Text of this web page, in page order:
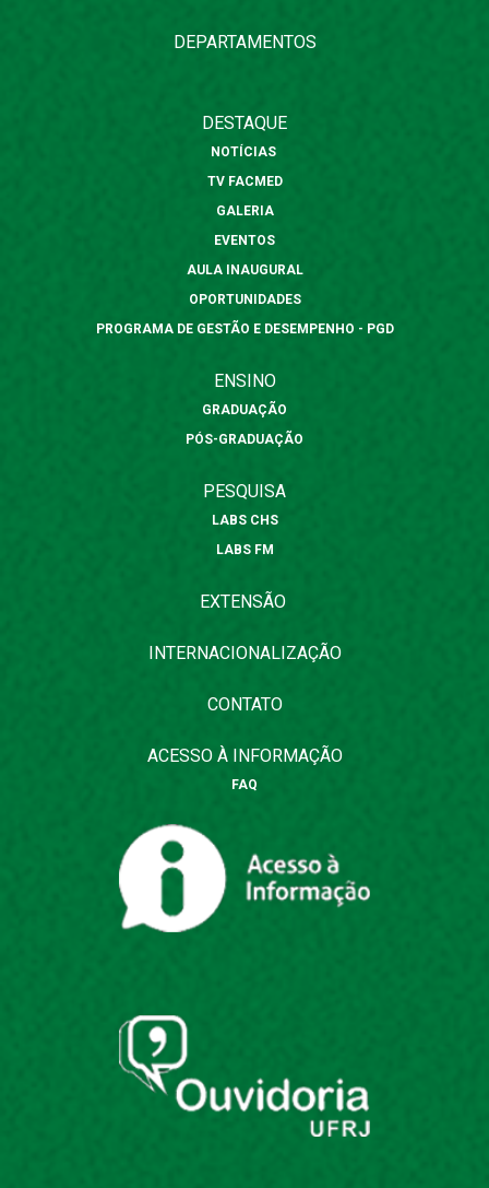
DEPARTAMENTOS
DESTAQUE
NOTÍCIAS
TV FACMED
GALERIA
EVENTOS
AULA INAUGURAL
OPORTUNIDADES
PROGRAMA DE GESTÃO E DESEMPENHO - PGD
ENSINO
GRADUAÇÃO
PÓS-GRADUAÇÃO
PESQUISA
LABS CHS
LABS FM
EXTENSÃO
INTERNACIONALIZAÇÃO
CONTATO
ACESSO À INFORMAÇÃO
FAQ